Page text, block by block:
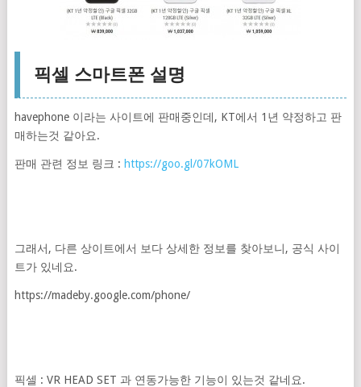
픽셀 스마트폰 설명
havephone 이라는 사이트에 판매중인데, KT에서 1년 약정하고 판
매하는것 같아요.
판매 관련 정보 링크 : https://goo.gl/07kOML
그래서, 다른 상이트에서 보다 상세한 정보를 찾아보니, 공식 사이
트가 있네요.
https://madeby.google.com/phone/
픽셀 : VR HEAD SET 과 연동가능한 기능이 있는것 같네요.